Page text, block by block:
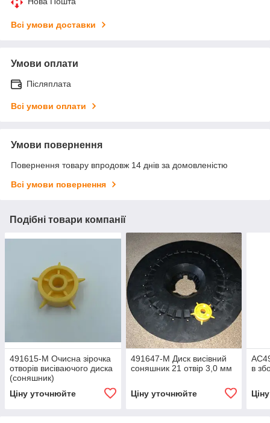
Всі умови доставки
Умови оплати
Післяплата
Всі умови оплати
Умови повернення
Повернення товару впродовж 14 днів за домовленістю
Всі умови повернення
Подібні товари компанії
491615-M Очисна зірочка
отворів висіваючого диска
(соняшник)
Ціну уточнюйте
491647-M Диск висівний
соняшник 21 отвір 3,0 мм
Ціну уточнюйте
в